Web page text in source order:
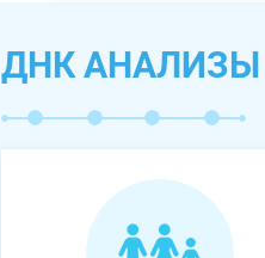
ДНК АНАЛИЗЫ